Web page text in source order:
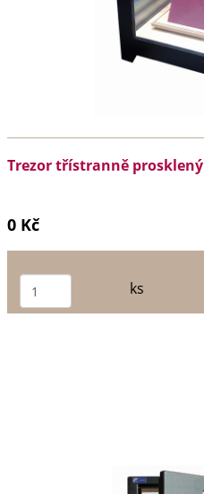
Trezor třístranně prosklený
0 Kč
ks